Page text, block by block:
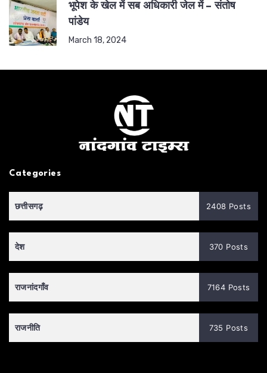
भूपेश के खेल में सब अधिकारी जेल में – संतोष
पांडेय
March 18, 2024
Categories
छत्तीसगढ़ 2408 Posts
देश 370 Posts
राजनांदगाँव 7164 Posts
राजनीति 735 Posts